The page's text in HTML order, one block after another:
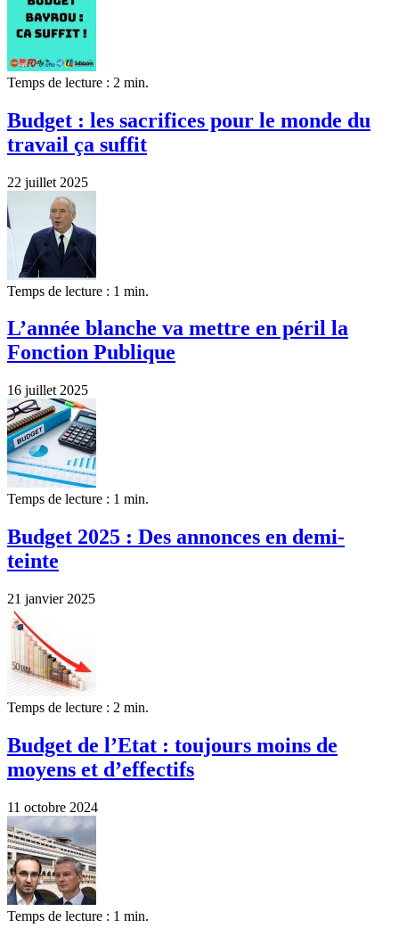
Temps de lecture : 2 min.
Budget : les sacrifices pour le monde du
travail ça suffit
22 juillet 2025
Temps de lecture : 1 min.
L’année blanche va mettre en péril la
Fonction Publique
16 juillet 2025
Temps de lecture : 1 min.
Budget 2025 : Des annonces en demi-
teinte
21 janvier 2025
Temps de lecture : 2 min.
Budget de l’Etat : toujours moins de
moyens et d’effectifs
11 octobre 2024
Temps de lecture : 1 min.